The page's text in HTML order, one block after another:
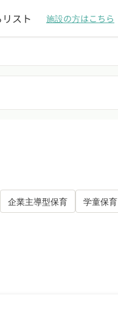
スト 施設の方はこちら
企業主導型保育 学童保育